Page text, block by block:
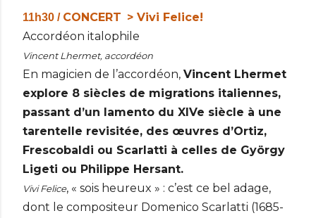
11h30 / CONCERT > Vivi Felice!
Accordéon italophile
Vincent Lhermet, accordéon
En magicien de l’accordéon, Vincent Lhermet
explore 8 siècles de migrations italiennes,
passant d’un lamento du XIVe siècle à une
tarentelle revisitée, des œuvres d’Ortiz,
Frescobaldi ou Scarlatti à celles de György
Ligeti ou Philippe Hersant.
Vivi Felice, « sois heureux » : c’est ce bel adage,
dont le compositeur Domenico Scarlatti (1685-